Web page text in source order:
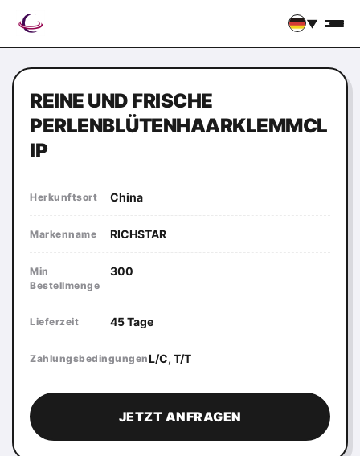
▼
REINE UND FRISCHE
PERLENBLÜTENHAARKLEMMCL
IP
Herkunftsort China
Markenname RICHSTAR
Min
Bestellmenge
300
Lieferzeit 45 Tage
ZahlungsbedingungenL/C, T/T
JETZT ANFRAGEN